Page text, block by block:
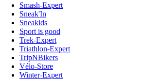
Smash-Expert
Sneak'In
Sneakids
Sport is good
Trek-Expert
Triathlon-Expert
TripNBikers
Vélo-Store
Winter-Expert